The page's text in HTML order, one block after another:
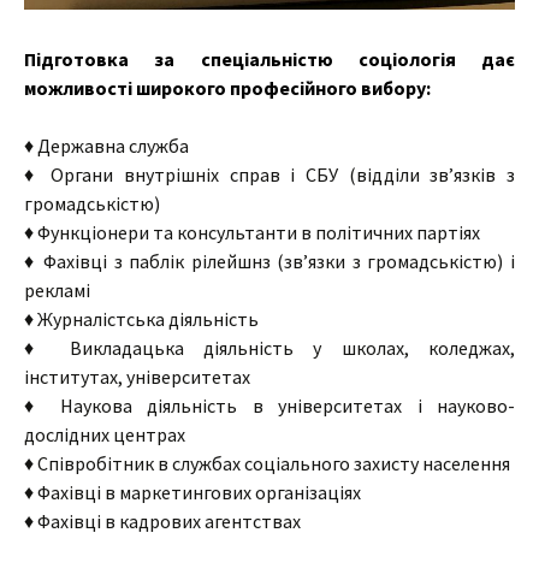
Підготовка за спеціальністю соціологія дає
можливості широкого професійного вибору:
♦ Державна служба
♦ Органи внутрішніх справ і СБУ (відділи зв’язків з
громадськістю)
♦ Функціонери та консультанти в політичних партіях
♦ Фахівці з паблік рілейшнз (зв’язки з громадськістю) і
рекламі
♦ Журналістська діяльність
♦ Викладацька діяльність у школах, коледжах,
інститутах, університетах
♦ Наукова діяльність в університетах і науково-
дослідних центрах
♦ Співробітник в службах соціального захисту населення
♦ Фахівці в маркетингових організаціях
♦ Фахівці в кадрових агентствах